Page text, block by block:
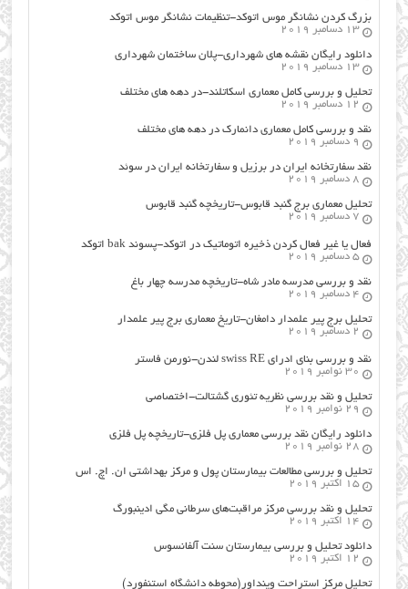
بزرگ کردن نشانگر موس اتوکد-تنظیمات نشانگر موس اتوکد
13 دسامبر 2019
دانلود رایگان نقشه های شهرداری-پلان ساختمان شهرداری
13 دسامبر 2019
تحلیل و بررسی کامل معماری اسکاتلند-در دهه های مختلف
12 دسامبر 2019
نقد و بررسی کامل معماری دانمارک در دهه های مختلف
9 دسامبر 2019
نقد سفارتخانه ایران در برزیل و سفارتخانه ایران در سوئد
8 دسامبر 2019
تحلیل معماری برج گنبد قابوس-تاریخچه گنبد قابوس
7 دسامبر 2019
فعال یا غیر فعال کردن ذخیره اتوماتیک در اتوکد-پسوند bak اتوکد
5 دسامبر 2019
نقد و بررسی مدرسه مادر شاه-تاریخچه مدرسه چهار باغ
4 دسامبر 2019
تحلیل برج پیر علمدار دامغان-تاریخ معماری برج پیر علمدار
2 دسامبر 2019
نقد و بررسی بنای ادرای swiss RE لندن-نورمن فاستر
30 نوامبر 2019
تحلیل و نقد بررسی نظریه تئوری گشتالت-اختصاصی
29 نوامبر 2019
دانلود رایگان نقد بررسی معماری پل فلزی-تاریخچه پل فلزی
28 نوامبر 2019
تحلیل و بررسی مطالعات بیمارستان پول و مرکز بهداشتی ان. اچ. اس
15 اکتبر 2019
تحلیل و نقد بررسی مرکز مراقبت‌های سرطانی مگی ادینبورگ
14 اکتبر 2019
دانلود تحلیل و بررسی بیمارستان سنت آلفانسوس
12 اکتبر 2019
تحلیل مرکز استراحت وینداور(محوطه دانشگاه استنفورد)